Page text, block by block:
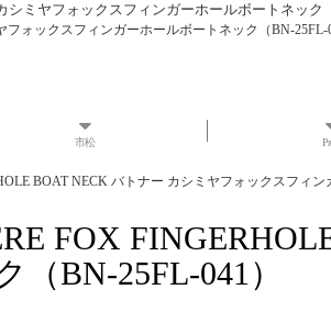
ミヤフォックスフィンガーホールボートネック
ォックスフィンガーホールボートネック（BN-25FL-
市松
BOAT NECK バトナー カシミヤフォックスフィン
FOX
BN-25FL-041）